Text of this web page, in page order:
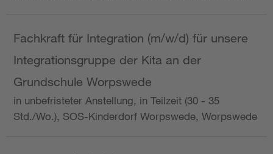
Fachkraft für Integration (m/w/d) für unsere
Integrationsgruppe der Kita an der
Grundschule Worpswede
in unbefristeter Anstellung, in Teilzeit (30 - 35
Std./Wo.), SOS-Kinderdorf Worpswede, Worpswede